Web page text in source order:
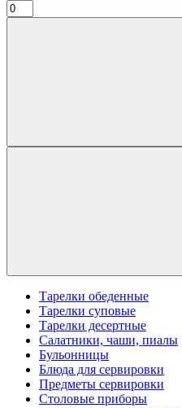
Тарелки обеденные
Тарелки суповые
Тарелки десертные
Салатники, чаши, пиалы
Бульонницы
Блюда для сервировки
Предметы сервировки
Столовые приборы